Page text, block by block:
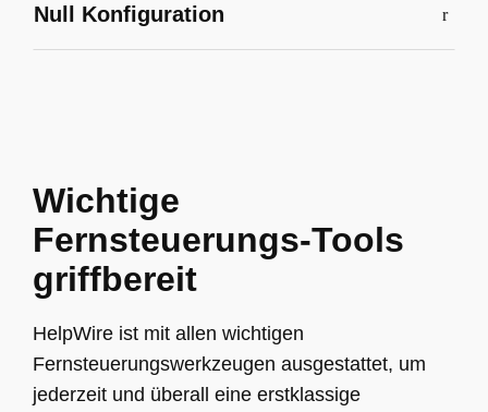
Null Konfiguration
Wichtige
Fernsteuerungs-Tools
griffbereit
HelpWire ist mit allen wichtigen
Fernsteuerungswerkzeugen ausgestattet, um
jederzeit und überall eine erstklassige